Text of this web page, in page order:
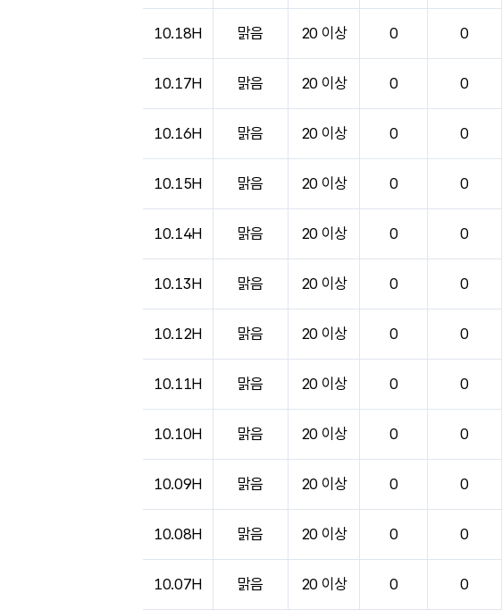
10.18H 맑음 20 이상 0 0
10.17H 맑음 20 이상 0 0
10.16H 맑음 20 이상 0 0
10.15H 맑음 20 이상 0 0
10.14H 맑음 20 이상 0 0
10.13H 맑음 20 이상 0 0
10.12H 맑음 20 이상 0 0
10.11H 맑음 20 이상 0 0
10.10H 맑음 20 이상 0 0
10.09H 맑음 20 이상 0 0
10.08H 맑음 20 이상 0 0
10.07H 맑음 20 이상 0 0